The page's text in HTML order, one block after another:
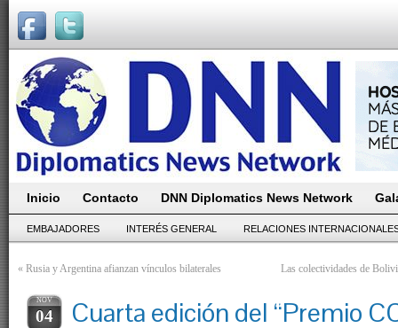
Inicio Contacto DNN Diplomatics News Network
EMBAJADORES INTERÉS GENERAL RELACIONES
« Rusia y Argentina afianzan vínculos bilaterales Las colectividades de
NOV
04
Cuarta edición del “Premio